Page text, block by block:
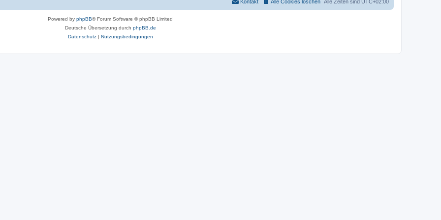
Alle Zeiten sind UTC+02:00
Alle Cookies löschen
Kontakt
Powered by phpBB® Forum Software © phpBB Limited
Deutsche Übersetzung durch phpBB.de
Datenschutz| Nutzungsbedingungen